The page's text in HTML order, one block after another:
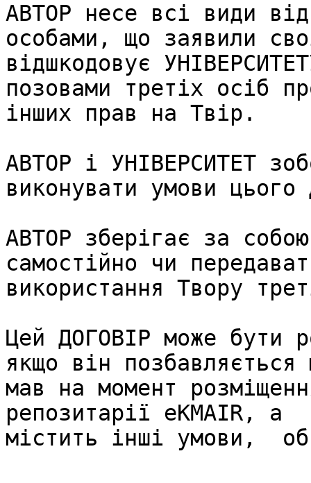
АВТОР несе всі види
особами, що заявили
відшкодовує
позовами третіх осіб
інших прав на Твір.
АВТОР і УНІВЕРСИТЕТ
виконувати умови цього
АВТОР зберігає за
самостійно чи
використання Твору
Цей ДОГОВІР може бути
якщо він
мав на момент
репозитарії eKMAIR, а